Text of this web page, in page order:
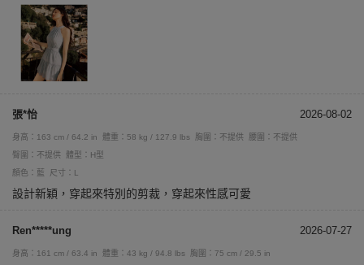
張*怡 2026-08-02
身高：163 cm / 64.2 in 體重：58 kg / 127.9 lbs 胸圍：不提供
腰圍：不提供
臀圍：不提供
體型：H型
顏色：藍
尺寸：L
設計新穎，穿起來特別的剪裁，穿起來性感可愛
Ren*****ung 2026-07-27
身高：161 cm / 63.4 in 體重：43 kg / 94.8 lbs
胸圍：75 cm / 29.5 in